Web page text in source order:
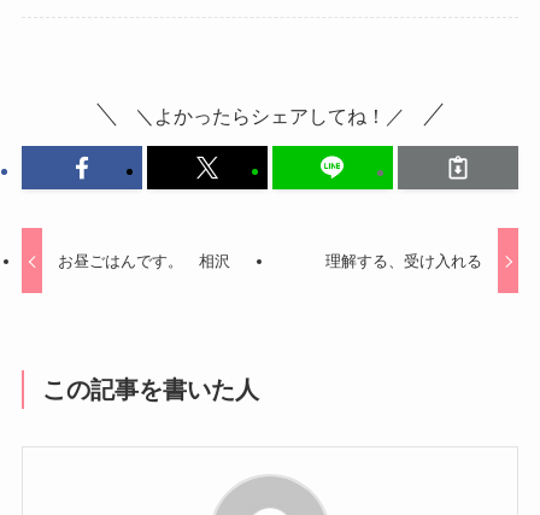
＼よかったらシェアしてね！／
お昼ごはんです。 相沢 理解する、受け入れる
この記事を書いた人